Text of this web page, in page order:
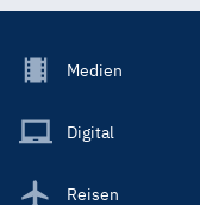
Footer
Main
Medien
Digital
Reisen